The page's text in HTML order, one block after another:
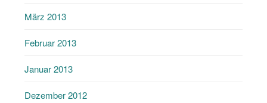
März 2013
Februar 2013
Januar 2013
Dezember 2012